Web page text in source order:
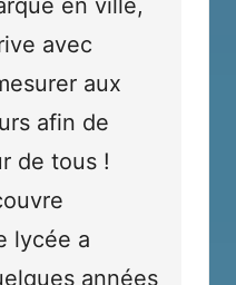
avec
aux
afin de
de tous !
lycée a
années